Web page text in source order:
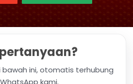
bawah ini, otomatis terhubung
kami.